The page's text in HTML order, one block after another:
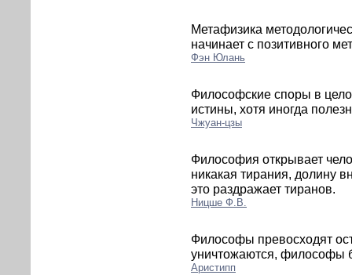
Метафизика
начинает с позитивного
Фэн Юлань
Философские споры в
истины, хотя иногда
Чжуан-цзы
Философия открывает
никакая тирания, долину
это раздражает тиранов.
Ницше Ф.В.
Философы превосходят
уничтожаются, философы
Аристипп